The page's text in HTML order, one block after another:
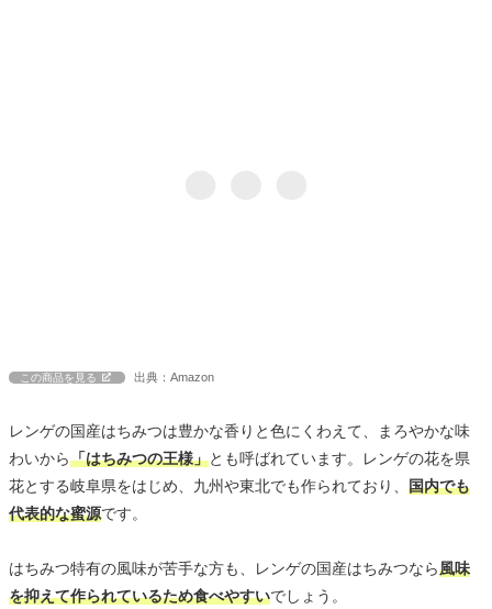
この商品を見る 出典：Amazon
レンゲの国産はちみつは豊かな香りと色にくわえて、まろやかな味
わいから「はちみつの王様」とも呼ばれています。レンゲの花を県
花とする岐阜県をはじめ、九州や東北でも作られており、 国内でも
代表的な蜜源です。
はちみつ特有の風味が苦手な方も、レンゲの国産はちみつなら風味
を抑えて作られているため食べやすいでしょう。